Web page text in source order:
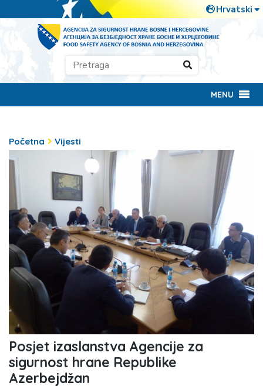
MENU
Početna Vijesti
Posjet izaslanstva Agencije za
sigurnost hrane Republike
Azerbejdžan